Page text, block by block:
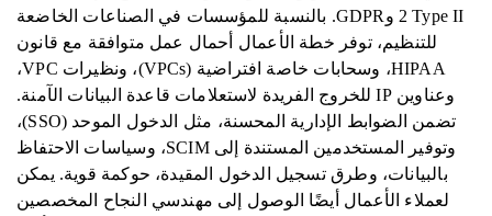
2 Type II وGDPR. بالنسبة للمؤسسات في الصناعات الخاضعة
للتنظيم، توفر خطة الأعمال أحمال عمل متوافقة مع قانون
HIPAA، وسحابات خاصة افتراضية (VPCs)، ونظيرات VPC،
وعناوين IP للخروج الفريدة لاستعلامات قاعدة البيانات الآمنة.
تضمن الضوابط الإدارية المحسنة، مثل الدخول الموحد (SSO)،
وتوفير المستخدمين المستندة إلى SCIM، وسياسات الاحتفاظ
بالبيانات، وطرق تسجيل الدخول المقيدة، حوكمة قوية. يمكن
لعملاء الأعمال أيضًا الوصول إلى مهندسي النجاح المخصصين